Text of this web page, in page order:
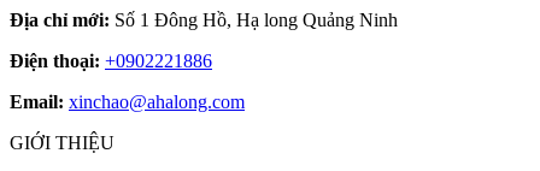
Địa chỉ mới: Số 1 Đông Hồ, Hạ long Quảng Ninh
Điện thoại: +0902221886
Email: xinchao@ahalong.com
GIỚI THIỆU